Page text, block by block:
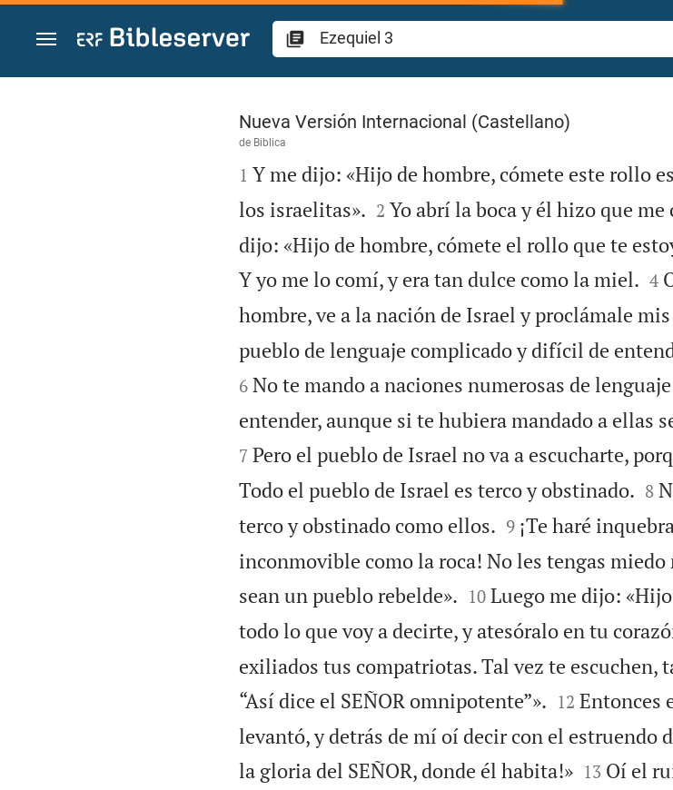
Ir a un contenido
Ezequiel 3
Nueva Versión Internacional (Castellano)
de Biblica

1 Y me dijo: «Hijo de hombre, cómete este rollo
los israelitas».
2 Yo abrí la boca y él hizo que
dijo: «Hijo de hombre, cómete el rollo que te
Y yo me lo comí, y era tan dulce como la miel.
4
hombre, ve a la nación de Israel y proclámale
pueblo de lenguaje complicado y difícil de
6 No te mando a naciones numerosas de
entender, aunque si te hubiera mandado a ellas
7 Pero el pueblo de Israel no va a escucharte,
Todo el pueblo de Israel es terco y obstinado.
8
terco y obstinado como ellos.
9 ¡Te haré
inconmovible como la roca! No les tengas miedo
sean un pueblo rebelde».
10 Luego me dijo:
todo lo que voy a decirte, y atesóralo en tu
exiliados tus compatriotas. Tal vez te escuchen,
“Así dice el SEÑOR omnipotente”».
12 Entonces
levantó, y detrás de mí oí decir con el estruendo
la gloria del SEÑOR, donde él habita!»
13 Oí el